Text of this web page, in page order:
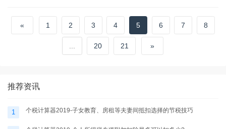
« 1 2 3 4 5 6 7 8
20 21 »
推荐资讯
1 个税计算器2019-子女教育、房租等夫妻间抵扣选择的节税技巧